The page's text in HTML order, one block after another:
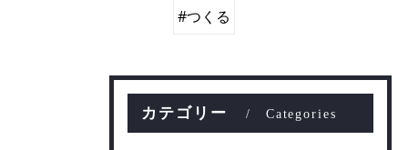
#つくる
カテゴリー Categories